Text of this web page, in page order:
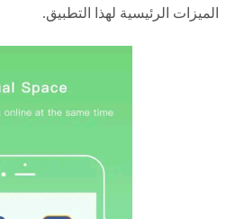
الميزات الرئيسية لهذا التطبيق.